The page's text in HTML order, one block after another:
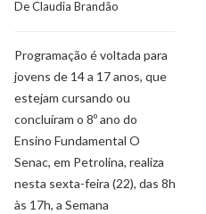
De Claudia Brandão
Programação é voltada para
jovens de 14 a 17 anos, que
estejam cursando ou
concluíram o 8º ano do
Ensino Fundamental O
Senac, em Petrolina, realiza
nesta sexta-feira (22), das 8h
às 17h, a Semana